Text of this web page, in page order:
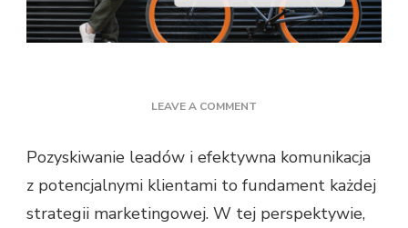
LEAVE A COMMENT
LEADY
PRZEZ
KONTAKTOWE?
Pozyskiwanie leadów i efektywna komunikacja
z potencjalnymi klientami to fundament każdej
strategii marketingowej. W tej perspektywie,